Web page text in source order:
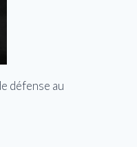
défense au